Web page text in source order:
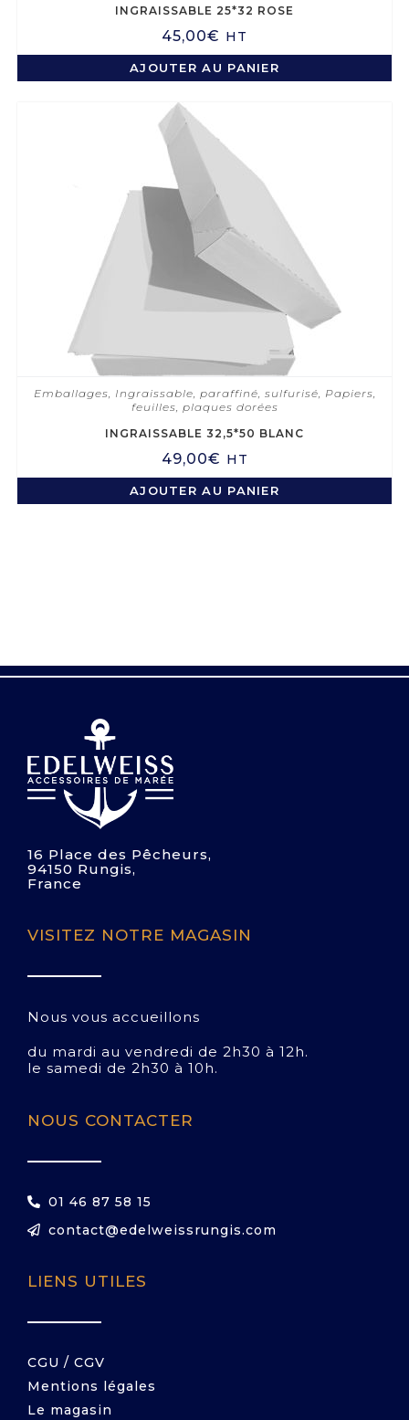
INGRAISSABLE 25*32 ROSE
45,00€ HT
AJOUTER AU PANIER
Emballages Ingraissable, paraffiné, sulfurisé Papiers,
feuilles, plaques dorées
INGRAISSABLE 32,5*50 BLANC
49,00€ HT
AJOUTER AU PANIER
16 Place des Pêcheurs,
94150 Rungis,
France
VISITEZ NOTRE MAGASIN
Nous vous accueillons
du mardi au vendredi de 2h30 à 12h.
le samedi de 2h30 à 10h.
NOUS CONTACTER
01 46 87 58 15
contact@edelweissrungis.com
LIENS UTILES
CGU / CGV
Mentions légales
Le magasin